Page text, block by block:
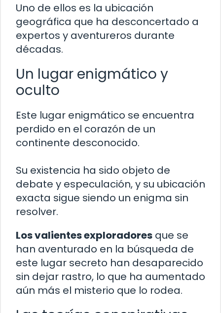
Uno de ellos es la ubicación
geográfica que ha desconcertado a
expertos y aventureros durante
décadas.
Un lugar enigmático y
oculto
Este lugar enigmático se encuentra
perdido en el corazón de un
continente desconocido.
Su existencia ha sido objeto de
debate y especulación, y su ubicación
exacta sigue siendo un enigma sin
resolver.
Los valientes exploradores que se
han aventurado en la búsqueda de
este lugar secreto han desaparecido
sin dejar rastro, lo que ha aumentado
aún más el misterio que lo rodea.